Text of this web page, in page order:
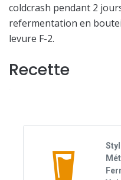
coldcrash pendant 2
refermentation en
levure F-2.
Recette